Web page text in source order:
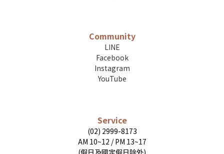
Community
LINE
Facebook
Instagram
YouTube
Service
(02) 2999-8173
AM 10~12 / PM 13~17
(假日及國定假日除外)